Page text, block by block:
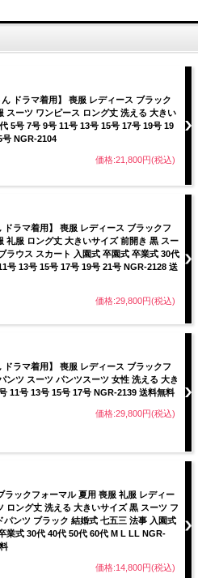
ん ドラマ着用】 喪服 レディース ブラック
スーツ ワンピース ロング丈 洗える 大きい
5号 7号 9号 11号 13号 15号 17号 19号 19
号 NGR-2104
価格:21,800円(税込)
ドラマ着用】 喪服 レディース ブラックフ
礼服 ロング丈 大きいサイズ 前開き 黒 スー
ラウス スカート 入園式 卒園式 卒業式 30代
号 13号 15号 17号 19号 21号 NGR-2128 送
価格:29,800円(税込)
ドラマ着用】 喪服 レディース ブラックフ
ンツ スーツ パンツスーツ 女性 洗える 大き
11号 13号 15号 17号 NGR-2139 送料無料
価格:29,800円(税込)
ラックフォーマル 夏用 喪服 礼服 レディー
ロング丈 洗える 大きいサイズ 黒 スーツ フ
パンツ ブラック 結婚式 七五三 法事 入園式
業式 30代 40代 50代 60代 M L LL NGR-
価格:14,800円(税込)